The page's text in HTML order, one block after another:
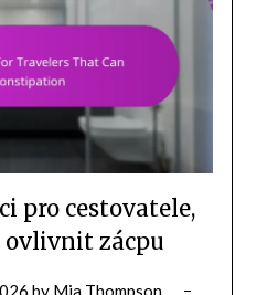
pro cestovatele,
zácpu
by Mia Thompson